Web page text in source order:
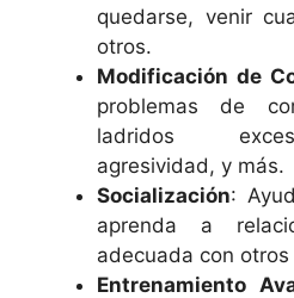
quedarse, venir
otros.
Modificación de
problemas de
ladridos
agresividad, y más.
Socialización:
aprenda a
adecuada con
Entrenamiento